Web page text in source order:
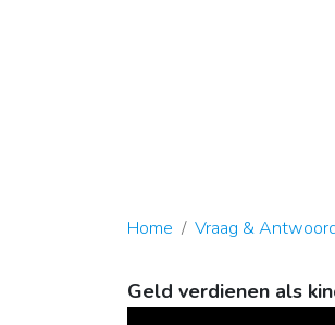
Home Vraag &
Geld verdienen als